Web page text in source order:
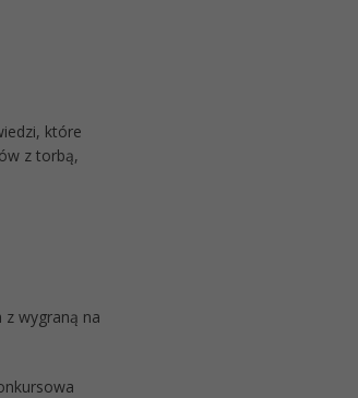
które
z torbą,
z wygraną na